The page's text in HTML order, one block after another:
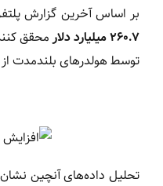
بر اساس آخرین گزارش
۲۶۰.۷ میلیارد دلار
محقق
توسط هولدرهای بلندمدت از زمان چرخه
تحلیل داده‌های آنچین